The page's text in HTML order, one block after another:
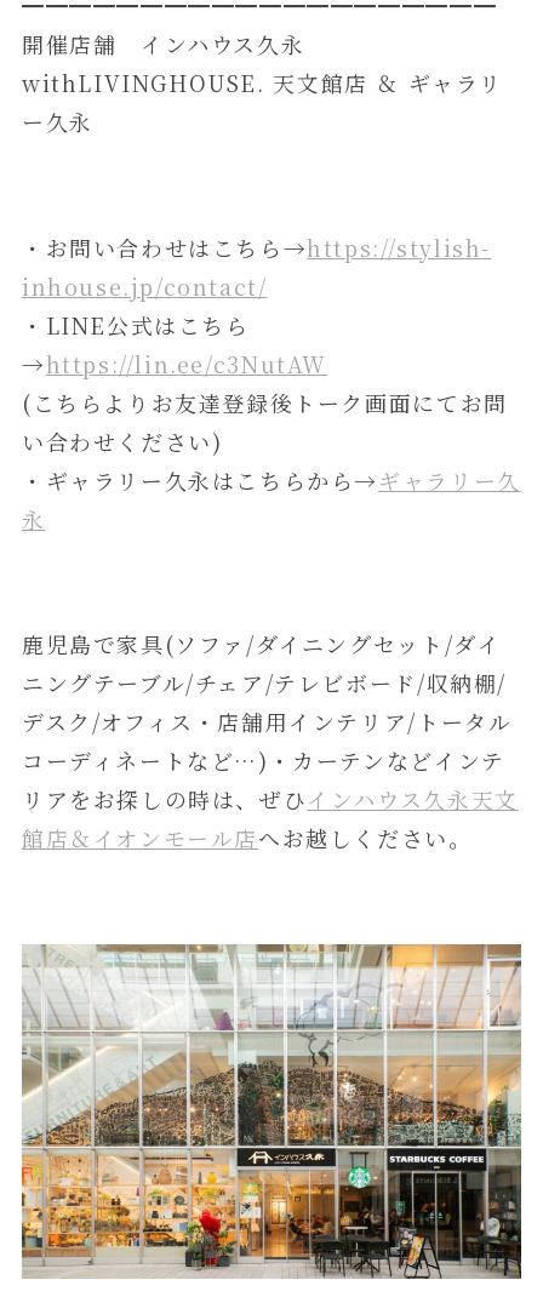
開催店舗 インハウス久永
withLIVINGHOUSE. 天文館店 ＆ ギャラリ
ー久永
・お問い合わせはこちら→https://stylish-
inhouse.jp/contact/
・LINE公式はこちら
→https://lin.ee/c3NutAW
(こちらよりお友達登録後トーク画面にてお問
い合わせください)
・ギャラリー久永はこちらから→ギャラリー久
永
鹿児島で家具(ソファ/ダイニングセット/ダイ
ニングテーブル/チェア/テレビボード/収納棚/
デスク/オフィス・店舗用インテリア/トータル
コーディネートなど…)・カーテンなどインテ
リアをお探しの時は、ぜひインハウス久永天文
館店＆イオンモール店へお越しください。